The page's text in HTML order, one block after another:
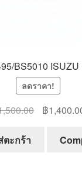
BS5010 ISUZU
ลดราคา!
Original
฿
ตะกร้า